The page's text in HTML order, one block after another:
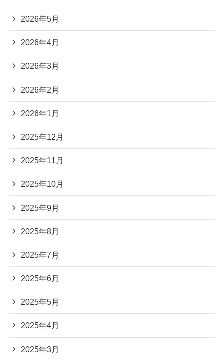
2026年5月
2026年4月
2026年3月
2026年2月
2026年1月
2025年12月
2025年11月
2025年10月
2025年9月
2025年8月
2025年7月
2025年6月
2025年5月
2025年4月
2025年3月